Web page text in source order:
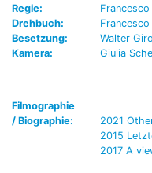
Regie:
Drehbuch:
Besetzung:
Walter
Kamera:
Giulia
Filmographie
/ Biographie:
2021
2015
2017 A